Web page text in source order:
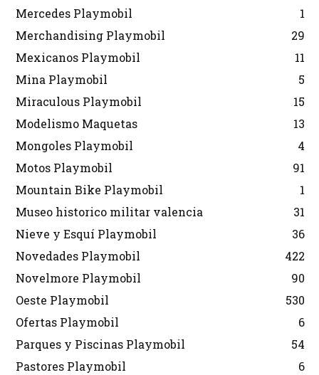
Mercedes Playmobil
1
Merchandising Playmobil
29
Mexicanos Playmobil
11
Mina Playmobil
5
Miraculous Playmobil
15
Modelismo Maquetas
13
Mongoles Playmobil
4
Motos Playmobil
91
Mountain Bike Playmobil
1
Museo historico militar valencia
31
Nieve y Esquí Playmobil
36
Novedades Playmobil
422
Novelmore Playmobil
90
Oeste Playmobil
530
Ofertas Playmobil
6
Parques y Piscinas Playmobil
54
Pastores Playmobil
6